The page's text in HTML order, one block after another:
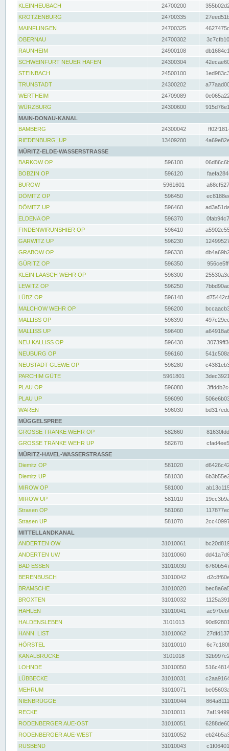
KLEINHEUBACH 24700200
KROTZENBURG
24700335
MAINFLINGEN
24700325
OBERNAU
24700302
RAUNHEIM
24900108
SCHWEINFURT NEUER HAFEN
24300304
STEINBACH
24500100
TRUNSTADT
24300202
WERTHEIM
24709089
WÜRZBURG
24300600
MAIN-DONAU-KANAL
BAMBERG
24300042
RIEDENBURG_UP
13409200
MÜRITZ-ELDE-WASSERSTRASSE
BARKOW OP
596100
BOBZIN OP
596120
BUROW
5961601
DÖMITZ OP
596450
DÖMITZ UP
596460
ELDENA OP
596370
FINDENWIRUNSHIER OP
596410
GARWITZ UP
596230
GRABOW OP
596330
GÜRITZ OP
596350
KLEIN LAASCH WEHR OP
596300
LEWITZ OP
596250
LÜBZ OP
596140
MALCHOW WEHR OP
596200
MALLISS OP
596390
MALLISS UP
596400
NEU KALLISS OP
596430
NEUBURG OP
596160
NEUSTADT GLEWE OP
596280
PARCHIM GÜTE
5961801
PLAU OP
596080
PLAU UP
596090
WAREN
596030
MÜGGELSPREE
GROSSE TRÄNKE WEHR OP
582660
GROSSE TRÄNKE WEHR UP
582670
MÜRITZ-HAVEL-WASSERSTRASSE
Diemitz OP
581020
Diemitz UP
581030
MIROW OP
581000
MIROW UP
581010
Strasen OP
581060
Strasen UP
581070
MITTELLANDKANAL
ANDERTEN OW
31010061
ANDERTEN UW
31010060
BAD ESSEN
31010030
BERENBUSCH
31010042
BRAMSCHE
31010020
BROXTEN
31010032
HAHLEN
31010041
HALDENSLEBEN
3101013
HANN. LIST
31010062
HÖRSTEL
31010010
KANALBRÜCKE
3101018
LOHNDE
31010050
LÜBBECKE
31010031
MEHRUM
31010071
NIENBRÜGGE
31010044
RECKE
31010011
RODENBERGER AUE-OST
31010051
RODENBERGER AUE-WEST
31010052
RUSBEND
31010043